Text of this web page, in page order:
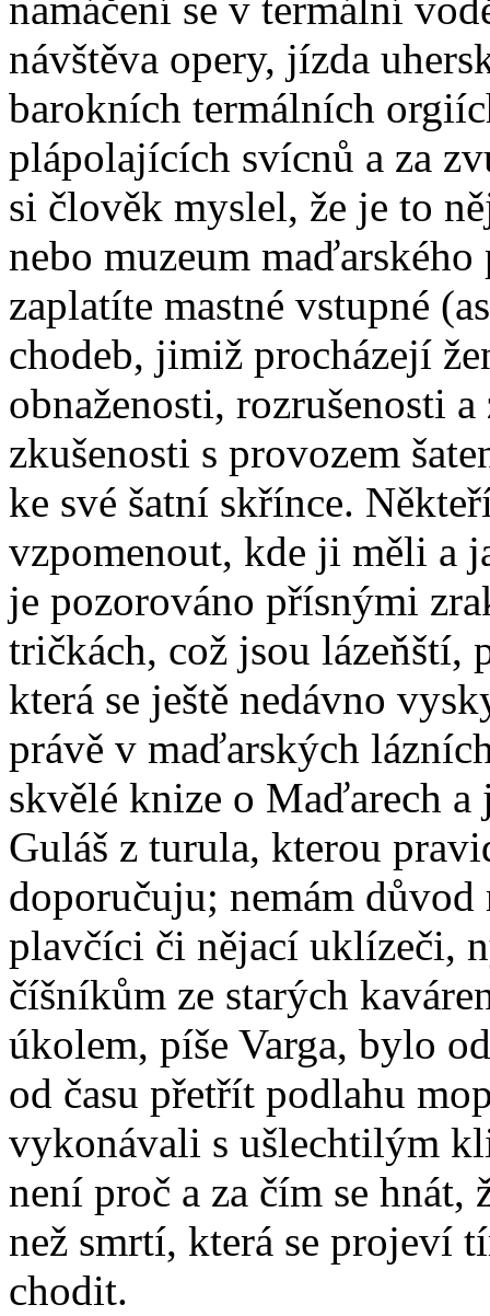
namáčení se v termální
návštěva opery, jízda
barokních termálních
plápolajících svícnů a za
si člověk myslel, že je to
nebo muzeum
zaplatíte mastné vstupné
chodeb, jimiž procházejí
obnaženosti, rozrušenosti
zkušenosti s provozem
ke své šatní skřínce.
vzpomenout, kde ji měli a
je pozorováno přísnými
tričkách, což jsou lázeňští,
která se ještě nedávno
právě v maďarských
skvělé knize o Maďarech
Guláš z turula, kterou
doporučuju; nemám
plavčíci či nějací uklízeči,
číšníkům ze starých
úkolem, píše Varga, bylo
od času přetřít podlahu
vykonávali s ušlechtilým
není proč a za čím se
než smrtí, která se projeví
chodit.